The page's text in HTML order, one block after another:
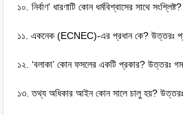
১০. নির্বাণ’ ধারণাটি কোন ধর্মবিশ্বাসের সাথে
১১. একনেক (ECNEC)-এর প্রধান কে? উত্তরঃ
১২. ‘বলাকা’ কোন ফসলের একটি প্রকার? উত্তরঃ গম
১৩. তথ্য অধিকার আইন কোন সালে চালু হয়?